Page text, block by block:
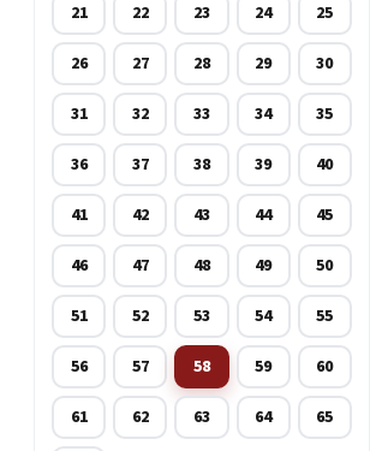
21 22 23 24 25
26 27 28 29 30
31 32 33 34 35
36 37 38 39 40
41 42 43 44 45
46 47 48 49 50
51 52 53 54 55
56 57 58 59 60
61 62 63 64 65